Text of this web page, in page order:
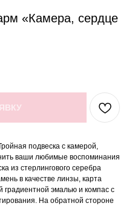
«Камера, сердце
подвеска с камерой,
ваши любимые воспоминания
из стерлингового серебра
в качестве линзы, карта
эмалью и компас с
На обратной стороне